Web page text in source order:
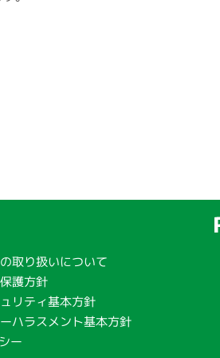
取り扱いについて
護方針
リティ基本方針
ハラスメント基本方針
ー